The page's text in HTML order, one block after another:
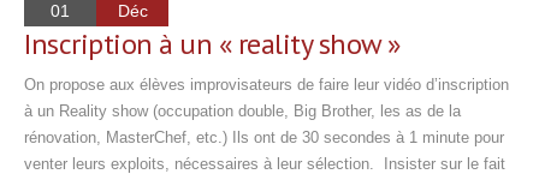
01 Déc
Inscription à un « reality show »
On propose aux élèves improvisateurs de faire leur vidéo d’inscription
à un Reality show (occupation double, Big Brother, les as de la
rénovation, MasterChef, etc.) Ils ont de 30 secondes à 1 minute pour
venter leurs exploits, nécessaires à leur sélection. Insister sur le fait